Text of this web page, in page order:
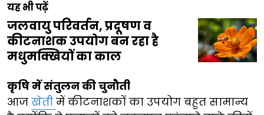
यह भी पढ़ें
जलवायु परिवर्तन, प्रदूषण व
कीटनाशक उपयोग बन रहा है
मधुमक्खियों का काल
कृषि में संतुलन की चुनौती
आज खेती में कीटनाशकों का उपयोग बहुत सामान्य